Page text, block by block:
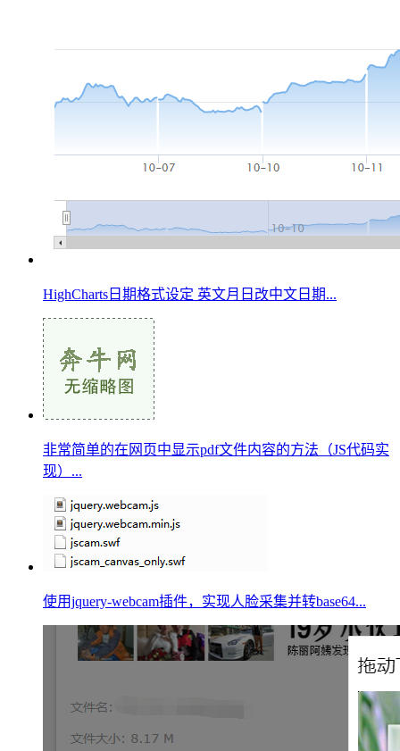
HighCharts日期格式设定 英文月日改中文日期...
非常简单的在网页中显示pdf文件内容的方法（JS代码实
现）...
使用jquery-webcam插件，实现人脸采集并转base64...